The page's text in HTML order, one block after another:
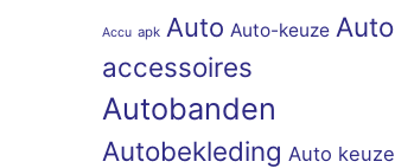
Accu apk Auto Auto-keuze Auto
accessoires
Autobanden
Autobekleding Auto keuze